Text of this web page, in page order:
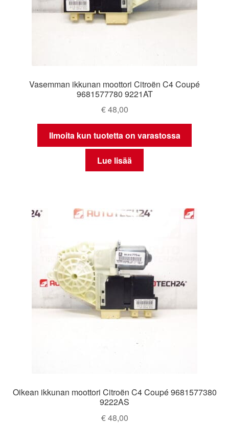
Vasemman ikkunan moottori Citroën C4 Coupé
9681577780 9221AT
€48,00
Ilmoita kun tuotetta on varastossa
Lue lisää
Oikean ikkunan moottori Citroën C4 Coupé 9681577380
9222AS
€48,00